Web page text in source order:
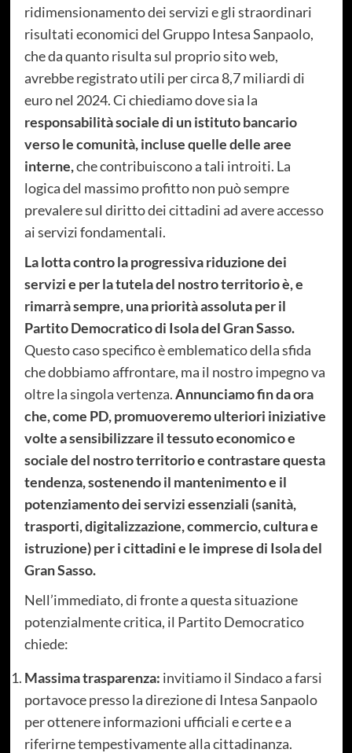
ridimensionamento dei servizi e gli straordinari
risultati economici del Gruppo Intesa Sanpaolo,
che da quanto risulta sul proprio sito web,
avrebbe registrato utili per circa 8,7 miliardi di
euro nel 2024. Ci chiediamo dove sia la
responsabilità sociale di un istituto bancario
verso le comunità, incluse quelle delle aree
interne,che contribuiscono a tali introiti. La
logica del massimo profitto non può sempre
prevalere sul diritto dei cittadini ad avere accesso
ai servizi fondamentali.
La lotta contro la progressiva riduzione dei
servizi e per la tutela del nostro territorio è, e
rimarrà sempre, una priorità assoluta per il
Partito Democratico di Isola del Gran Sasso.
Questo caso specifico è emblematico della sfida
che dobbiamo affrontare, ma il nostro impegno va
oltre la singola vertenza.Annunciamo fin da ora
che, come PD, promuoveremo ulteriori iniziative
volte a sensibilizzare il tessuto economico e
sociale del nostro territorio e contrastare questa
tendenza, sostenendo il mantenimento e il
potenziamento dei servizi essenziali (sanità,
trasporti, digitalizzazione, commercio, cultura e
istruzione) per i cittadini e le imprese di Isola del
Gran Sasso.
Nell’immediato, di fronte a questa situazione
potenzialmente critica, il Partito Democratico
chiede:
Massima trasparenza: invitiamo il Sindaco a farsi
portavoce presso la direzione di Intesa Sanpaolo
per ottenere informazioni ufficiali e certe e a
riferirne tempestivamente alla cittadinanza.